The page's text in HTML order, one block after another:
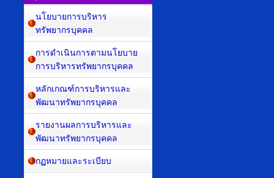
นโยบายการบริหาร
ทรัพยากรบุคคล
การดำเนินการตามนโยบาย
การบริหารทรัพยากรบุคคล
หลักเกณฑ์การบริหารและ
พัฒนาทรัพยากรบุคคล
รายงานผลการบริหารและ
พัฒนาทรัพยากรบุคคล
กฏหมายและระเบียบ